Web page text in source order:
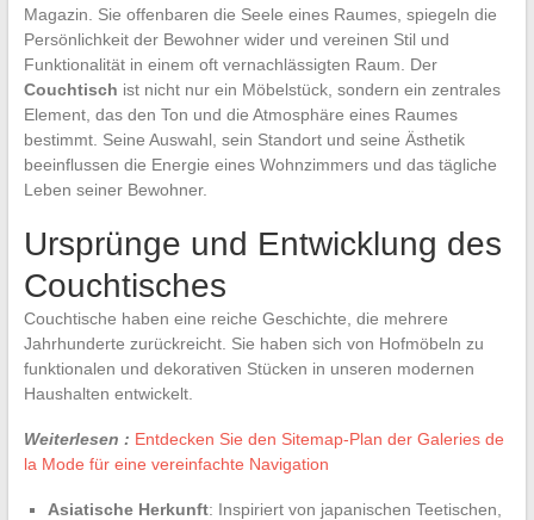
Magazin. Sie offenbaren die Seele eines Raumes, spiegeln die
Persönlichkeit der Bewohner wider und vereinen Stil und
Funktionalität in einem oft vernachlässigten Raum. Der
Couchtisch ist nicht nur ein Möbelstück, sondern ein zentrales
Element, das den Ton und die Atmosphäre eines Raumes
bestimmt. Seine Auswahl, sein Standort und seine Ästhetik
beeinflussen die Energie eines Wohnzimmers und das tägliche
Leben seiner Bewohner.
Ursprünge und Entwicklung des
Couchtisches
Couchtische haben eine reiche Geschichte, die mehrere
Jahrhunderte zurückreicht. Sie haben sich von Hofmöbeln zu
funktionalen und dekorativen Stücken in unseren modernen
Haushalten entwickelt.
Weiterlesen : Entdecken Sie den Sitemap-Plan der Galeries de
la Mode für eine vereinfachte Navigation
Asiatische Herkunft: Inspiriert von japanischen Teetischen,